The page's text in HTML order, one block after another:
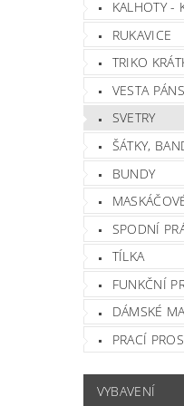
KALHOTY -
RUKAVICE
TRIKO
VESTA
SVETRY
ŠÁTKY,
BUNDY
SPODNÍ
TÍLKA
FUNKČNÍ
DÁMSKÉ
PRACÍ
VYBAVENÍ